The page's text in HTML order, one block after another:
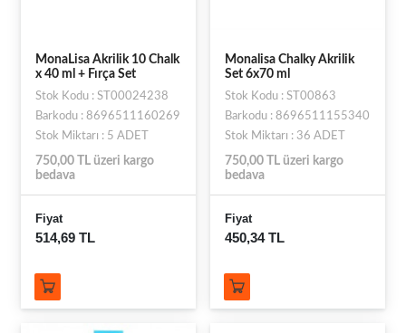
MonaLisa Akrilik 10 Chalk
x 40 ml + Fırça Set
Stok Kodu : ST00024238
Barkodu : 8696511160269
Stok Miktarı : 5 ADET
750,00 TL üzeri kargo
bedava
Fiyat
514,69 TL
Monalisa Chalky Akrilik
Set 6x70 ml
Stok Kodu : ST00863
Barkodu : 8696511155340
Stok Miktarı : 36 ADET
750,00 TL üzeri kargo
bedava
Fiyat
450,34 TL